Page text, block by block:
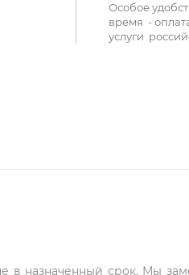
Особое
время -
услуги
в назначенный срок. Мы